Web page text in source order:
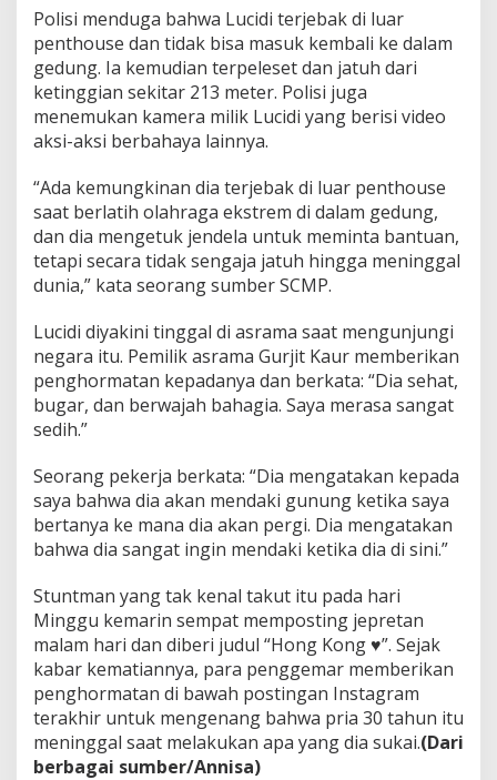
Polisi menduga bahwa Lucidi terjebak di luar
penthouse dan tidak bisa masuk kembali ke dalam
gedung. Ia kemudian terpeleset dan jatuh dari
ketinggian sekitar 213 meter. Polisi juga
menemukan kamera milik Lucidi yang berisi video
aksi-aksi berbahaya lainnya.
“Ada kemungkinan dia terjebak di luar penthouse
saat berlatih olahraga ekstrem di dalam gedung,
dan dia mengetuk jendela untuk meminta bantuan,
tetapi secara tidak sengaja jatuh hingga meninggal
dunia,” kata seorang sumber SCMP.
Lucidi diyakini tinggal di asrama saat mengunjungi
negara itu. Pemilik asrama Gurjit Kaur memberikan
penghormatan kepadanya dan berkata: “Dia sehat,
bugar, dan berwajah bahagia. Saya merasa sangat
sedih.”
Seorang pekerja berkata: “Dia mengatakan kepada
saya bahwa dia akan mendaki gunung ketika saya
bertanya ke mana dia akan pergi. Dia mengatakan
bahwa dia sangat ingin mendaki ketika dia di sini.”
Stuntman yang tak kenal takut itu pada hari
Minggu kemarin sempat memposting jepretan
malam hari dan diberi judul “Hong Kong ♥️”. Sejak
kabar kematiannya, para penggemar memberikan
penghormatan di bawah postingan Instagram
terakhir untuk mengenang bahwa pria 30 tahun itu
meninggal saat melakukan apa yang dia sukai.(Dari
berbagai sumber/Annisa)